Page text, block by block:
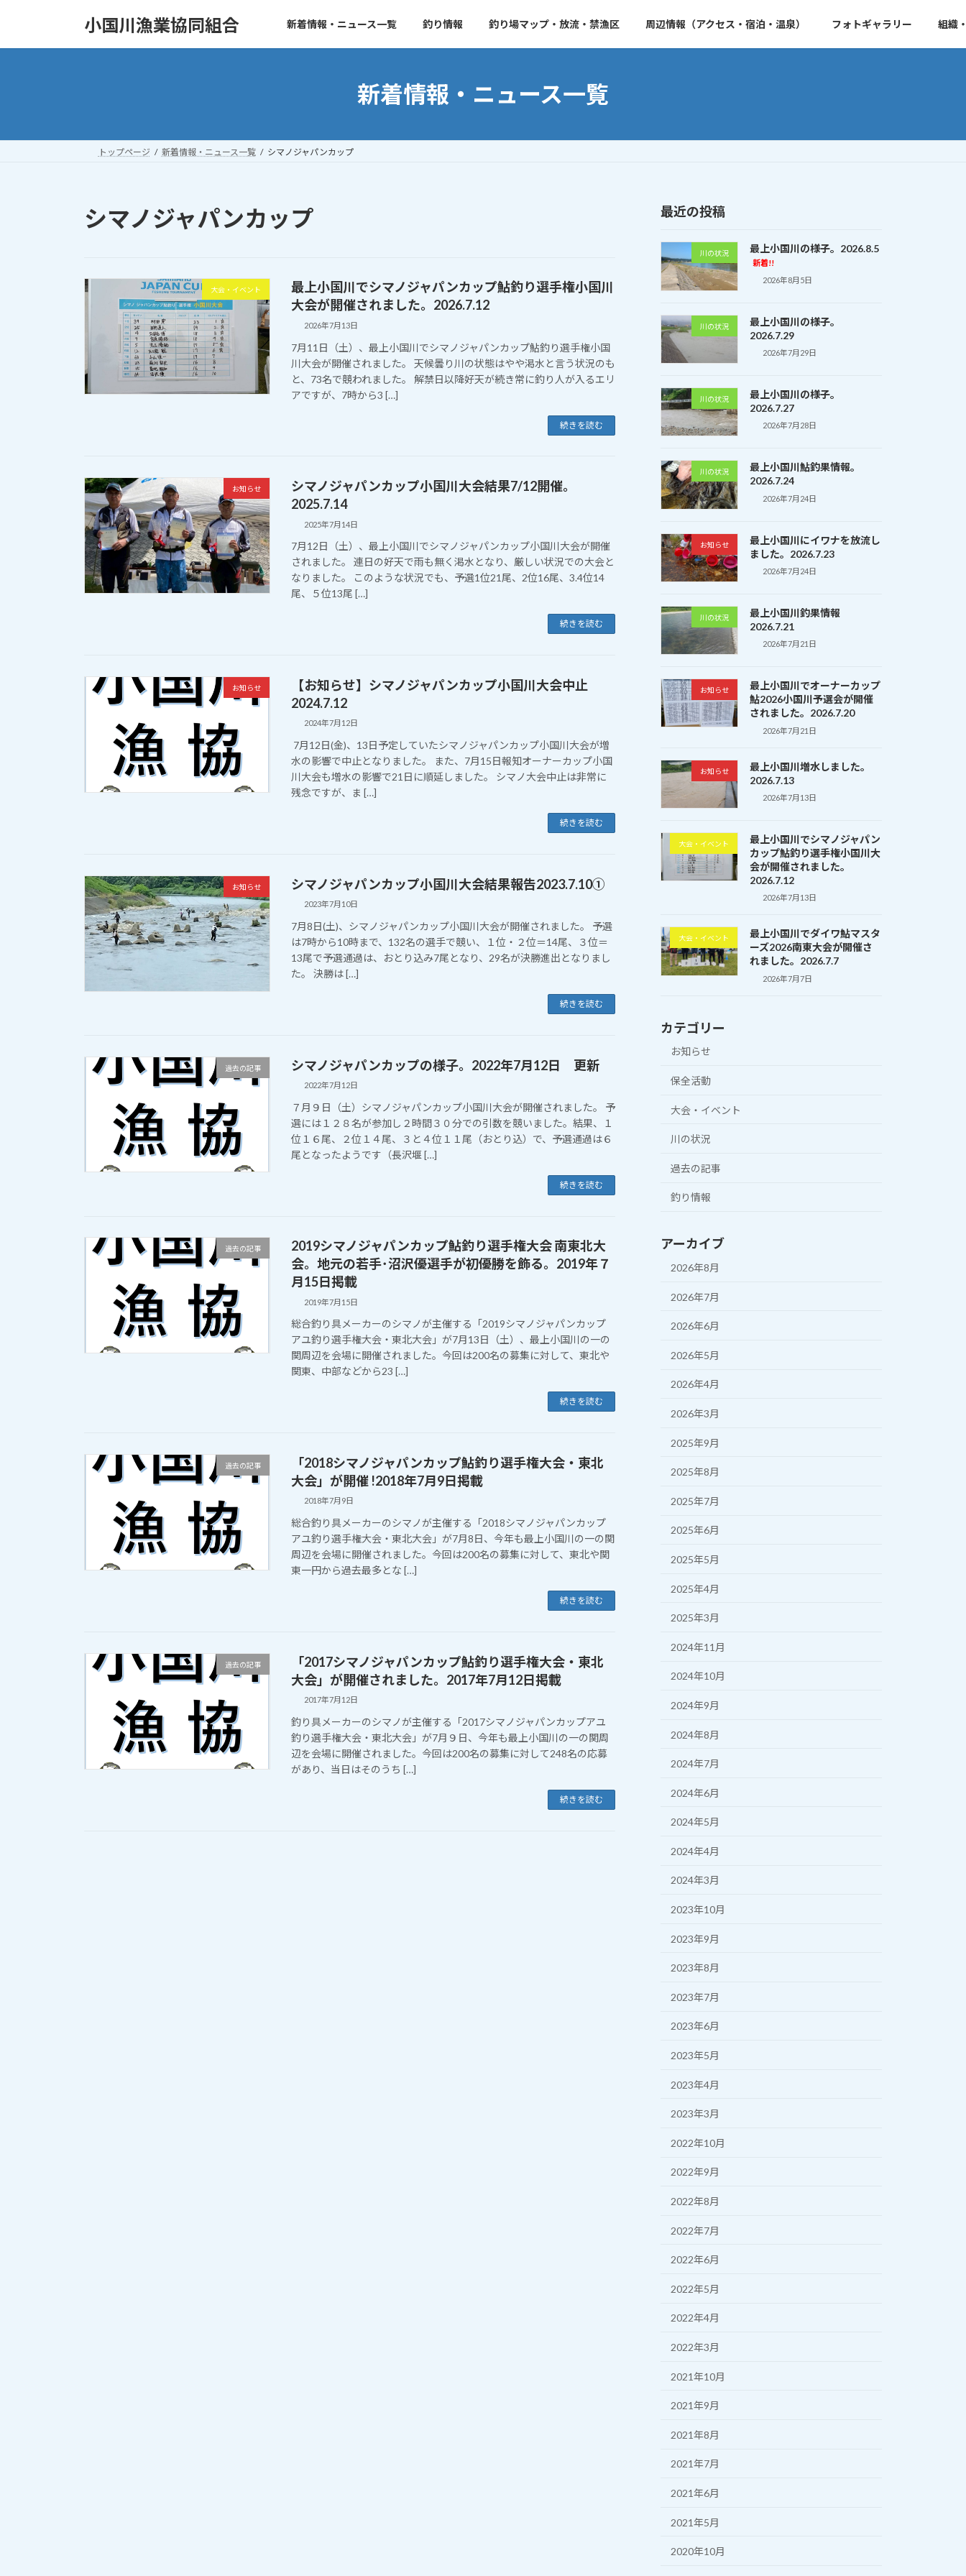
小国川漁業協同組合 新着情報・ニュース一覧 釣り情報 釣り場マップ・放流・禁漁区 周辺情報（アクセス・宿泊・温泉） フォトギャラリー 組織
新着情報・ニュース一覧
トップページ 新着情報・ニュース一覧 シマノジャパンカップ
シマノジャパンカップ
大会・イベント
最上小国川でシマノジャパンカップ鮎釣り選手権小国川
大会が開催されました。2026.7.12
2026年7月13日
7月11日（土）、最上小国川でシマノジャパンカップ鮎釣り選手権小国
川大会が開催されました。 天候曇り川の状態はやや渇水と言う状況のも
と、73名で競われました。 解禁日以降好天が続き常に釣り人が入るエリ
アですが、7時から3 […]
続きを読む
お知らせ
シマノジャパンカップ小国川大会結果7/12開催。
2025.7.14
2025年7月14日
7月12日（土）、最上小国川でシマノジャパンカップ小国川大会が開催
されました。 連日の好天で雨も無く渇水となり、厳しい状況での大会と
なりました。 このような状況でも、予選1位21尾、2位16尾、3.4位14
尾、５位13尾 […]
続きを読む
お知らせ
【お知らせ】シマノジャパンカップ小国川大会中止
2024.7.12
2024年7月12日
7月12日(金)、13日予定していたシマノジャパンカップ小国川大会が増
水の影響で中止となりました。 また、7月15日報知オーナーカップ小国
川大会も増水の影響で21日に順延しました。 シマノ大会中止は非常に
残念ですが、ま […]
続きを読む
お知らせ シマノジャパンカップ小国川大会結果報告2023.7.10①
2023年7月10日
7月8日(土)、シマノジャパンカップ小国川大会が開催されました。 予選
は7時から10時まで、132名の選手で競い、１位・２位＝14尾、３位＝
13尾で予選通過は、おとり込み7尾となり、29名が決勝進出となりまし
た。 決勝は […]
続きを読む
過去の記事 シマノジャパンカップの様子。2022年7月12日 更新
2022年7月12日
７月９日（土）シマノジャパンカップ小国川大会が開催されました。 予
選には１２８名が参加し２時間３０分での引数を競いました。結果、１
位１６尾、２位１４尾、３と４位１１尾（おとり込）で、予選通過は６
尾となったようです（長沢堰 […]
続きを読む
過去の記事
2019シマノジャパンカップ鮎釣り選手権大会 南東北大
会。地元の若手･沼沢優選手が初優勝を飾る。2019年７
月15日掲載
2019年7月15日
総合釣り具メーカーのシマノが主催する「2019シマノジャパンカップ
アユ釣り選手権大会・東北大会」が7月13日（土）、最上小国川の一の
関周辺を会場に開催されました。今回は200名の募集に対して、東北や
関東、中部などから23 […]
続きを読む
過去の記事
「2018シマノジャパンカップ鮎釣り選手権大会・東北
大会」が開催 !2018年7月9日掲載
2018年7月9日
総合釣り具メーカーのシマノが主催する「2018シマノジャパンカップ
アユ釣り選手権大会・東北大会」が7月8日、今年も最上小国川の一の関
周辺を会場に開催されました。今回は200名の募集に対して、東北や関
東一円から過去最多とな […]
続きを読む
過去の記事
「2017シマノジャパンカップ鮎釣り選手権大会・東北
大会」が開催されました。2017年7月12日掲載
2017年7月12日
釣り具メーカーのシマノが主催する「2017シマノジャパンカップアユ
釣り選手権大会・東北大会」が7月９日、今年も最上小国川の一の関周
辺を会場に開催されました。今回は200名の募集に対して248名の応募
があり、当日はそのうち […]
続きを読む
最近の投稿
川の状況 最上小国川の様子。2026.8.5
新着!!
2026年8月5日
川の状況
最上小国川の様子。
2026.7.29
2026年7月29日
川の状況
最上小国川の様子。
2026.7.27
2026年7月28日
川の状況
最上小国川鮎釣果情報。
2026.7.24
2026年7月24日
お知らせ
最上小国川にイワナを放流し
ました。2026.7.23
2026年7月24日
川の状況
最上小国川釣果情報
2026.7.21
2026年7月21日
お知らせ
最上小国川でオーナーカップ
鮎2026小国川予選会が開催
されました。2026.7.20
2026年7月21日
お知らせ
最上小国川増水しました。
2026.7.13
2026年7月13日
大会・イベント
最上小国川でシマノジャパン
カップ鮎釣り選手権小国川大
会が開催されました。
2026.7.12
2026年7月13日
大会・イベント
最上小国川でダイワ鮎マスタ
ーズ2026南東大会が開催さ
れました。2026.7.7
2026年7月7日
カテゴリー
お知らせ
保全活動
大会・イベント
川の状況
過去の記事
釣り情報
アーカイブ
2026年8月
2026年7月
2026年6月
2026年5月
2026年4月
2026年3月
2025年9月
2025年8月
2025年7月
2025年6月
2025年5月
2025年4月
2025年3月
2024年11月
2024年10月
2024年9月
2024年8月
2024年7月
2024年6月
2024年5月
2024年4月
2024年3月
2023年10月
2023年9月
2023年8月
2023年7月
2023年6月
2023年5月
2023年4月
2023年3月
2022年10月
2022年9月
2022年8月
2022年7月
2022年6月
2022年5月
2022年4月
2022年3月
2021年10月
2021年9月
2021年8月
2021年7月
2021年6月
2021年5月
2020年10月